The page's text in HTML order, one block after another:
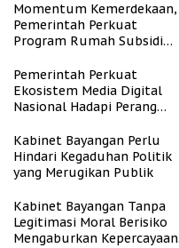
Momentum Kemerdekaan,
Pemerintah Perkuat
Program Rumah Subsidi
Berpenghasilan Rendah
Pemerintah Perkuat
Ekosistem Media Digital
Nasional Hadapi Perang
Kabinet Bayangan Perlu
Hindari Kegaduhan Politik
yang Merugikan Publik
Kabinet Bayangan Tanpa
Legitimasi Moral Berisiko
Mengaburkan Kepercayaan